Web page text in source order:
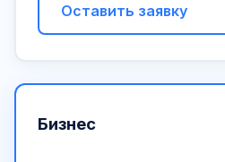
Оставить заявку
Бизнес